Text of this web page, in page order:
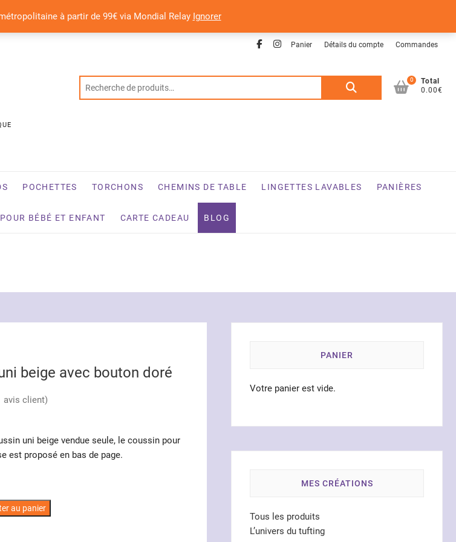
à partir de 99€ via Mondial Relay Ignorer
Facebook
Instagram
Panier Détails du compte Commandes
Recherche
0
Total
0.00€
POCHETTES TORCHONS CHEMINS DE TABLE LINGETTES LAVABLES PANIÈRES
BÉBÉ ET ENFANT CARTE CADEAU BLOG
beige avec bouton doré
avis client)
uni beige vendue seule, le coussin pour
est proposé en bas de page.
au panier
PANIER
Votre panier est vide.
MES CRÉATIONS
Tous les produits
L’univers du tufting